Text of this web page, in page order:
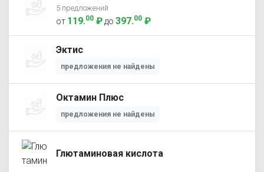
5 предложений
от 119.00 ₽ до 397.00 ₽
Эктис
предложения не найдены
Октамин Плюс
предложения не найдены
Глютаминовая кислота